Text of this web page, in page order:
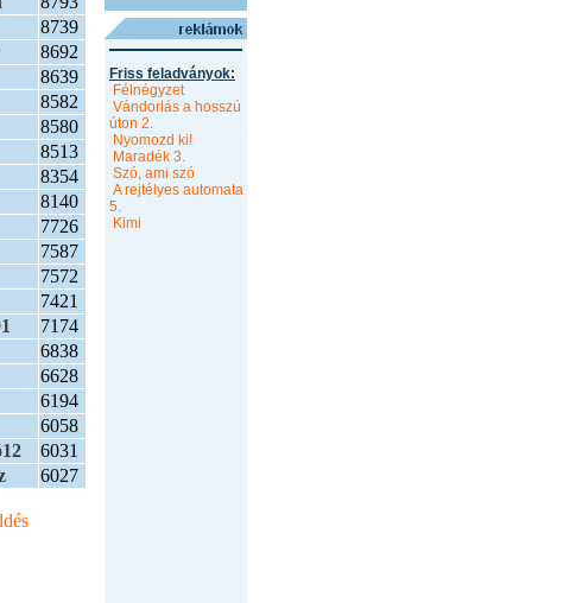
8739
8692
8639
8582
8580
8513
8354
8140
7726
7587
7572
7421
7174
6838
6628
6194
6058
6031
6027
Friss feladványok:
Félnégyzet
Vándorlás a hosszú
úton 2.
Nyomozd ki!
Maradék 3.
Szó, ami szó
A rejtélyes automata
5.
Kimi